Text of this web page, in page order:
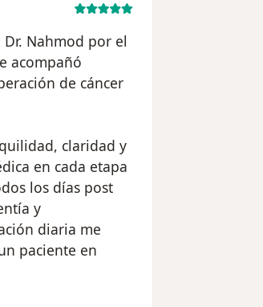
Nahmod por el
acompañó
de cáncer
claridad y
en cada etapa
los días post
y
diaria me
paciente en